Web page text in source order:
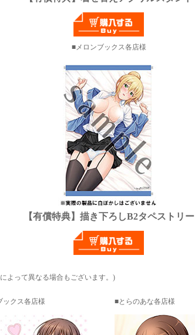
メロンブックス各店様
【有償特典】描き下ろしB2タペストリー
よって異なる場合もございます。)
ックス各店様 とらのあな各店様